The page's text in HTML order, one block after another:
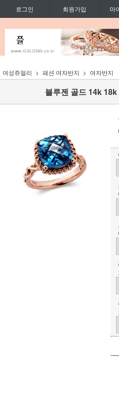
로그인 회원가입 마
여성쥬얼리 패션 여자반지 여자반지
블루젠 골드 14k